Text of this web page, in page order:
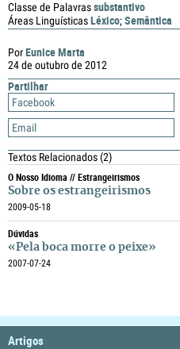
PorEunice Marta
24 de outubro de 2012
Partilhar
Facebook
Email
Textos Relacionados(2)
O Nosso Idioma // Estrangeirismos
Sobre os estrangeirismos
2009-05-18
Dúvidas
«Pela boca morre o peixe»
2007-07-24
Classe de Palavrassubstantivo
Áreas LinguísticasLéxico;Semântica
Artigos